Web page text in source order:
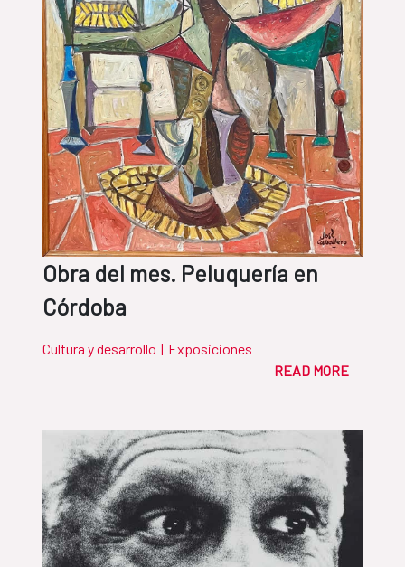
Obra del mes. Peluquería en
Córdoba
Cultura y desarrollo | Exposiciones
READ MORE